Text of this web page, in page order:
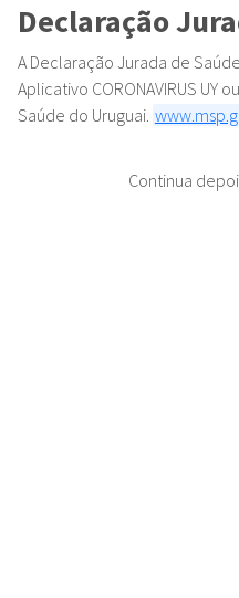
Declaração
A Declaração Jurada de
Aplicativo CORONAVIRUS UY
Saúde do Uruguai.
Continua